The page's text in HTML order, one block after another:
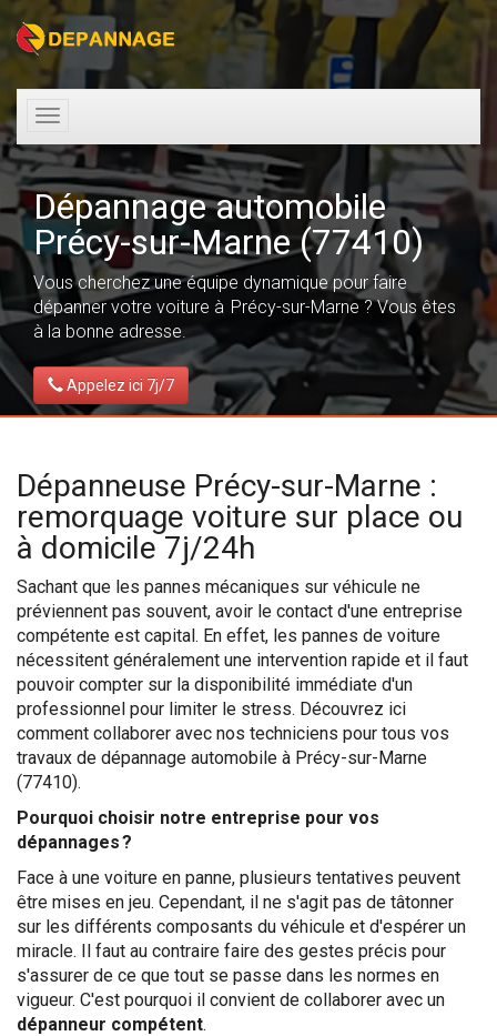
Toggle
navigation
Dépannage automobile
Précy-sur-Marne (77410)
Vous cherchez une équipe dynamique pour faire
dépanner votre voiture à Précy-sur-Marne ? Vous êtes
à la bonne adresse.
Appelez ici 7j/7
Dépanneuse Précy-sur-Marne :
remorquage voiture sur place ou
à domicile 7j/24h
Sachant que les pannes mécaniques sur véhicule ne
préviennent pas souvent, avoir le contact d'une entreprise
compétente est capital. En effet, les pannes de voiture
nécessitent généralement une intervention rapide et il faut
pouvoir compter sur la disponibilité immédiate d'un
professionnel pour limiter le stress. Découvrez ici
comment collaborer avec nos techniciens pour tous vos
travaux de dépannage automobile à Précy-sur-Marne
(77410).
Pourquoi choisir notre entreprise pour vos
dépannages ?
Face à une voiture en panne, plusieurs tentatives peuvent
être mises en jeu. Cependant, il ne s'agit pas de tâtonner
sur les différents composants du véhicule et d'espérer un
miracle. Il faut au contraire faire des gestes précis pour
s'assurer de ce que tout se passe dans les normes en
vigueur. C'est pourquoi il convient de collaborer avec un
dépanneur compétent.